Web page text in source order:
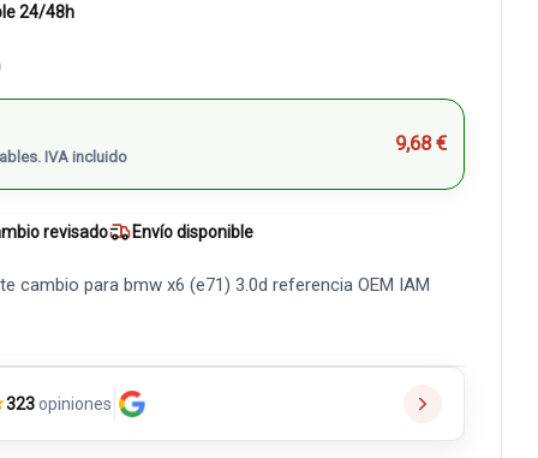
24/48h
IVA incluido
9,68 €
revisado Envío disponible
cambio para bmw x6 (e71) 3.0d referencia OEM IAM
323opiniones